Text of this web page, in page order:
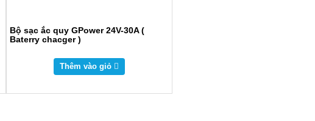
Bộ sạc ắc quy GPower 24V-30A (
Baterry chacger )
Thêm vào giỏ